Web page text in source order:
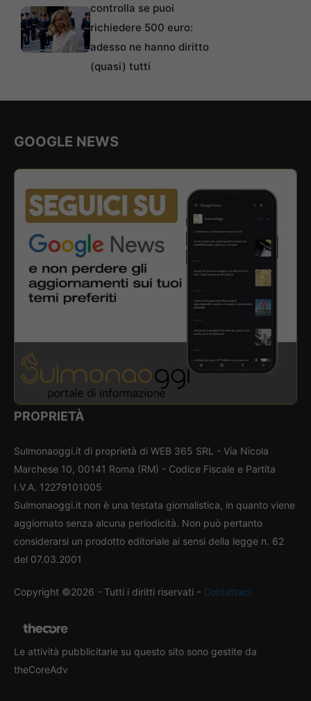
controlla se puoi
richiedere 500 euro:
adesso ne hanno diritto
(quasi) tutti
GOOGLE NEWS
PROPRIETÀ
Sulmonaoggi.it di proprietà di WEB 365 SRL - Via Nicola
Marchese 10, 00141 Roma (RM) - Codice Fiscale e Partita
I.V.A. 12279101005
Sulmonaoggi.it non è una testata giornalistica, in quanto viene
aggiornato senza alcuna periodicità. Non può pertanto
considerarsi un prodotto editoriale ai sensi della legge n. 62
del 07.03.2001
Copyright ©2026 - Tutti i diritti riservati - Contattaci
Le attività pubblicitarie su questo sito sono gestite da
theCoreAdv